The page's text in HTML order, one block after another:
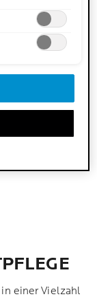
unter der
dient der
ein. So ist
Wirkstoff
einer Vielzahl